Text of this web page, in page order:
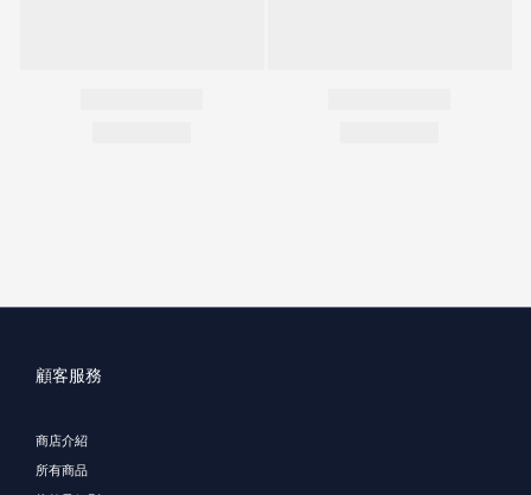
顧客服務
商店介紹
所有商品